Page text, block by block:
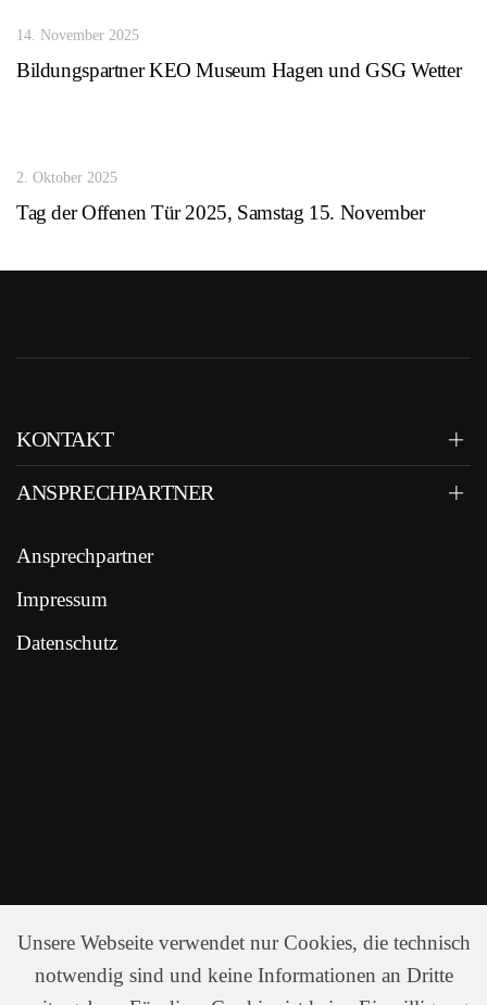
14. November 2025
Bildungspartner KEO Museum Hagen und GSG Wetter
2. Oktober 2025
Tag der Offenen Tür 2025, Samstag 15. November
KONTAKT
ANSPRECHPARTNER
Ansprechpartner
Impressum
Datenschutz
Unsere Webseite verwendet nur Cookies, die technisch
notwendig sind und keine Informationen an Dritte